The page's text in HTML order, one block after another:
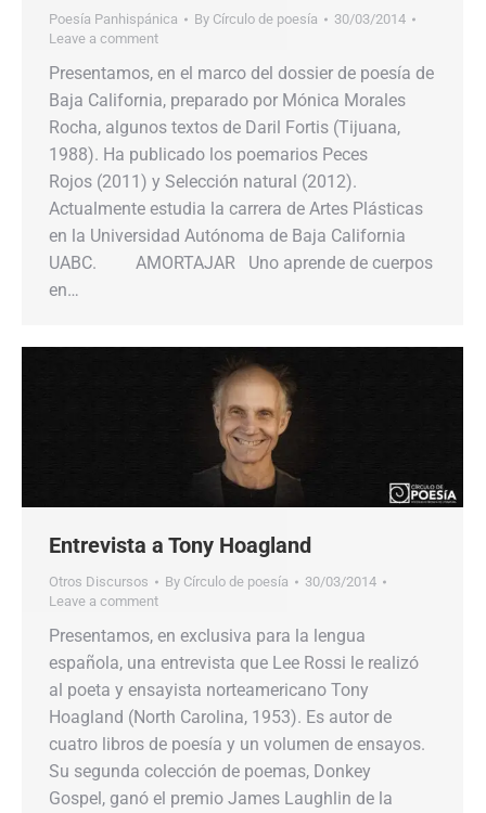
Poesía Panhispánica By Círculo de poesía
30/03/2014
Leave a comment
Presentamos, en el marco del dossier de poesía de
Baja California, preparado por Mónica Morales
Rocha, algunos textos de Daril Fortis (Tijuana,
1988). Ha publicado los poemarios Peces
Rojos (2011) y Selección natural (2012).
Actualmente estudia la carrera de Artes Plásticas
en la Universidad Autónoma de Baja California
UABC. AMORTAJAR Uno aprende de cuerpos
en…
Entrevista a Tony Hoagland
Otros Discursos By Círculo de poesía
30/03/2014
Leave a comment
Presentamos, en exclusiva para la lengua
española, una entrevista que Lee Rossi le realizó
al poeta y ensayista norteamericano Tony
Hoagland (North Carolina, 1953). Es autor de
cuatro libros de poesía y un volumen de ensayos.
Su segunda colección de poemas, Donkey
Gospel, ganó el premio James Laughlin de la